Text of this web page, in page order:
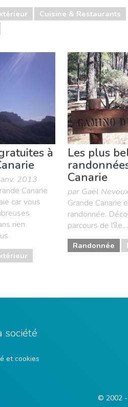
Cuisine & Restaurants
à
2013
Canarie
car vous
rien
Les plus
Canarie
par Gaël
Grande Canarie
randonnée.
parcours de
Randonnée
société
et cookies
© 2002 -